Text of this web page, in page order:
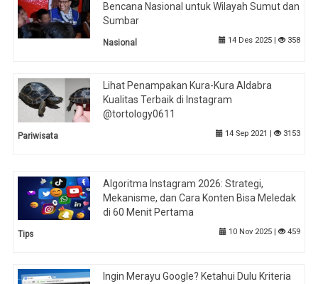
Bencana Nasional untuk Wilayah Sumut dan
Sumbar
Nasional 14 Des 2025 | 358
Lihat Penampakan Kura-Kura Aldabra
Kualitas Terbaik di Instagram
@tortology0611
Pariwisata 14 Sep 2021 | 3153
Algoritma Instagram 2026: Strategi,
Mekanisme, dan Cara Konten Bisa Meledak
di 60 Menit Pertama
Tips 10 Nov 2025 | 459
Ingin Merayu Google? Ketahui Dulu Kriteria